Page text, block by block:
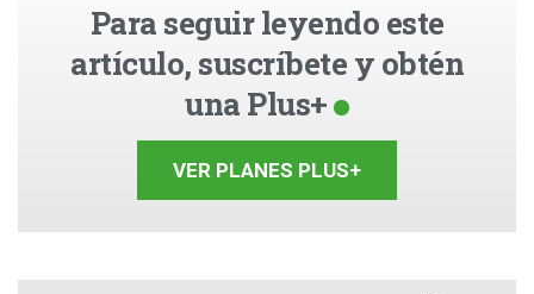
Para seguir leyendo este
artículo, suscríbete y obtén
una Plus+
VER PLANES PLUS+